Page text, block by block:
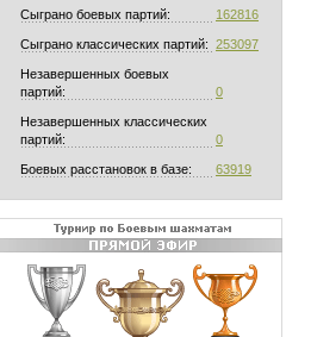
Сыграно боевых партий: 162816
Сыграно классических партий: 253097
Незавершенных боевых
партий:
0
Незавершенных классических
партий:
0
Боевых расстановок в базе: 63919